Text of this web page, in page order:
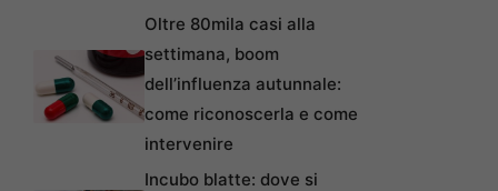
Oltre 80mila casi alla
settimana, boom
dell’influenza autunnale:
come riconoscerla e come
intervenire
Incubo blatte: dove si